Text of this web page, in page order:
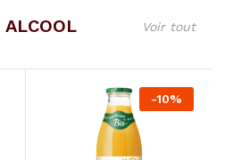
ALCOOL Voir tout
-10%